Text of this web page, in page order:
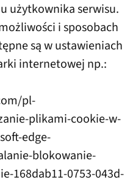
użytkownika serwisu.
i sposobach
są w ustawieniach
internetowej np.:
pl-
plikami-cookie-w-
edge-
blokowanie-
168dab11-0753-043d-